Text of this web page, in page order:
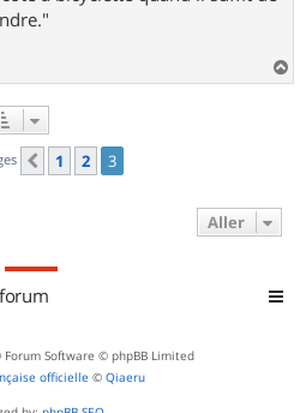
a
Précédent
1 2 3
Aller
Forum Software © phpBB Limited
officielle © Qiaeru